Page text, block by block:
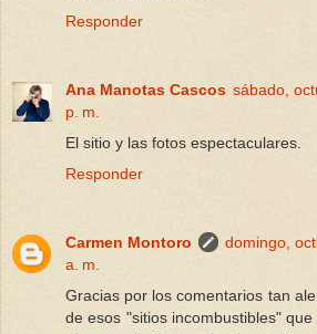
Responder
Ana Manotas Cascos sábado,
p. m.
El sitio y las fotos espectaculares.
Responder
Carmen Montoro
domingo,
a. m.
Gracias por los comentarios tan
de esos "sitios incombustibles"